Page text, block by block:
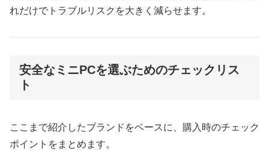
れだけでトラブルリスクを大きく減らせます。
安全なミニPCを選ぶためのチェックリス
ト
ここまで紹介したブランドをベースに、購入時のチェック
ポイントをまとめます。